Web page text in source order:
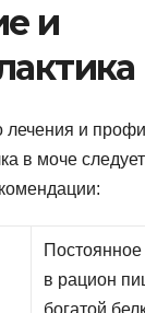
и
и
в моче
в рацион
богатой